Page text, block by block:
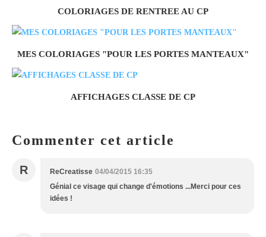
COLORIAGES DE RENTREE AU CP
MES COLORIAGES "POUR LES PORTES MANTEAUX"
AFFICHAGES CLASSE DE CP
Commenter cet article
R ReCreatisse 04/04/2015 16:35
Génial ce visage qui change d'émotions ...Merci pour ces
idées !